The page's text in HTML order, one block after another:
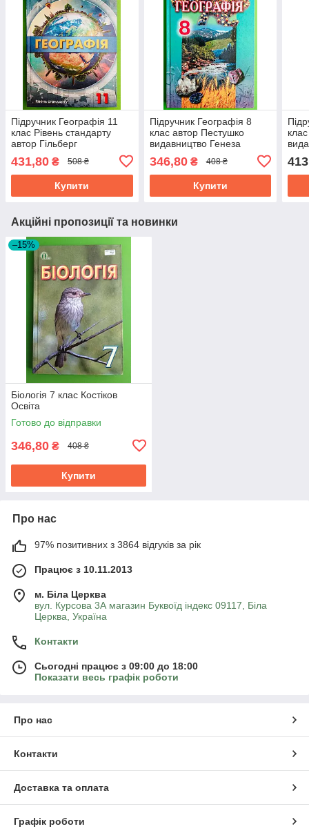
Підручник Географія 11
клас Рівень стандарту
автор Гільберг
431,80 ₴ 508 ₴
Купити
Підручник Географія 8
клас автор Пестушко
видавництво Генеза
346,80₴ 408 ₴
Купити
413
Акційні пропозиції та новинки
–15%
Біологія 7 клас Костіков
Освіта
Готово до відправки
346,80 ₴ 408 ₴
Купити
Про нас
97% позитивних з 3864 відгуків за рік
Працює з 10.11.2013
м. Біла Церква
вул. Курсова 3А магазин Буквоїд індекс 09117, Біла
Церква, Україна
Контакти
Сьогодні працює з 09:00 до 18:00
Показати весь графік роботи
Про нас
Контакти
Доставка та оплата
Графік роботи